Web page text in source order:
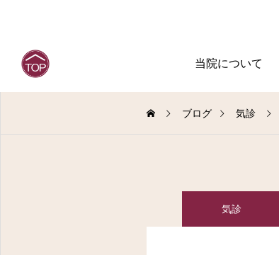
当院について
ブログ 気診
気診